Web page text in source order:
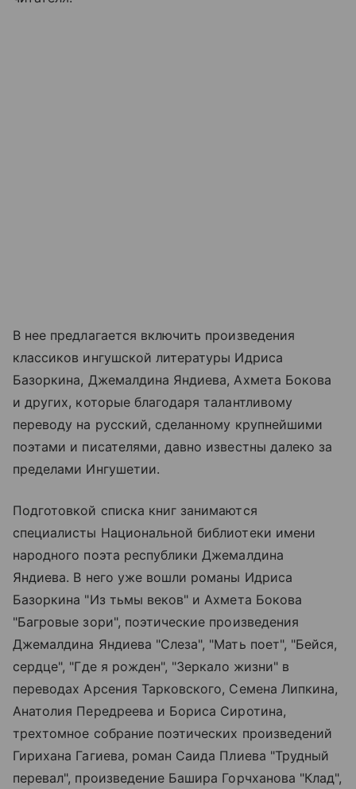
В нее предлагается включить произведения
классиков ингушской литературы Идриса
Базоркина, Джемалдина Яндиева, Ахмета Бокова
и других, которые благодаря талантливому
переводу на русский, сделанному крупнейшими
поэтами и писателями, давно известны далеко за
пределами Ингушетии.
Подготовкой списка книг занимаются
специалисты Национальной библиотеки имени
народного поэта республики Джемалдина
Яндиева. В него уже вошли романы Идриса
Базоркина "Из тьмы веков" и Ахмета Бокова
"Багровые зори", поэтические произведения
Джемалдина Яндиева "Слеза", "Мать поет", "Бейся,
сердце", "Где я рожден", "Зеркало жизни" в
переводах Арсения Тарковского, Семена Липкина,
Анатолия Передреева и Бориса Сиротина,
трехтомное собрание поэтических произведений
Гирихана Гагиева, роман Саида Плиева "Трудный
перевал", произведение Башира Горчханова "Клад",